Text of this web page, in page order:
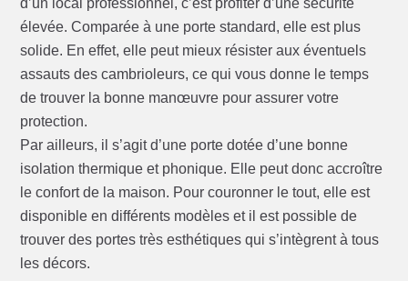
d’un local professionnel, c’est profiter d’une sécurité
élevée. Comparée à une porte standard, elle est plus
solide. En effet, elle peut mieux résister aux éventuels
assauts des cambrioleurs, ce qui vous donne le temps
de trouver la bonne manœuvre pour assurer votre
protection.
Par ailleurs, il s’agit d’une porte dotée d’une bonne
isolation thermique et phonique. Elle peut donc accroître
le confort de la maison. Pour couronner le tout, elle est
disponible en différents modèles et il est possible de
trouver des portes très esthétiques qui s’intègrent à tous
les décors.